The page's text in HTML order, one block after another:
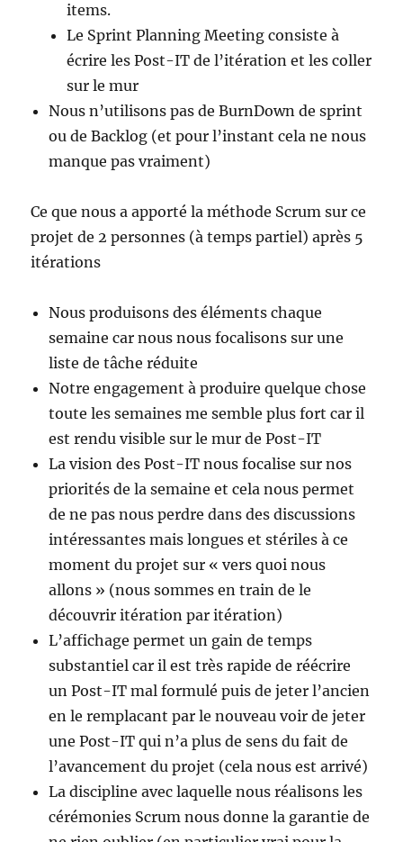
items.
Le Sprint Planning Meeting consiste à
écrire les Post-IT de l’itération et les coller
sur le mur
Nous n’utilisons pas de BurnDown de sprint
ou de Backlog (et pour l’instant cela ne nous
manque pas vraiment)
Ce que nous a apporté la méthode Scrum sur ce
projet de 2 personnes (à temps partiel) après 5
itérations
Nous produisons des éléments chaque
semaine car nous nous focalisons sur une
liste de tâche réduite
Notre engagement à produire quelque chose
toute les semaines me semble plus fort car il
est rendu visible sur le mur de Post-IT
La vision des Post-IT nous focalise sur nos
priorités de la semaine et cela nous permet
de ne pas nous perdre dans des discussions
intéressantes mais longues et stériles à ce
moment du projet sur « vers quoi nous
allons » (nous sommes en train de le
découvrir itération par itération)
L’affichage permet un gain de temps
substantiel car il est très rapide de réécrire
un Post-IT mal formulé puis de jeter l’ancien
en le remplacant par le nouveau voir de jeter
une Post-IT qui n’a plus de sens du fait de
l’avancement du projet (cela nous est arrivé)
La discipline avec laquelle nous réalisons les
cérémonies Scrum nous donne la garantie de